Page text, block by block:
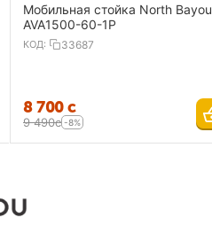
Мобильная стойка North Bayou
AVA1500-60-1P
КОД: 33687
8 700с
9 490с -8%